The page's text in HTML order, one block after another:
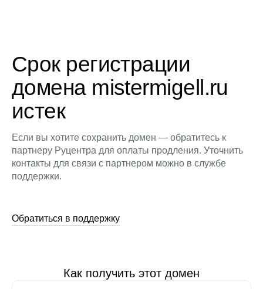
Срок регистрации
домена mistermigell.ru
истек
Если вы хотите сохранить домен — обратитесь к
партнеру Руцентра для оплаты продления. Уточнить
контакты для связи с партнером можно в службе
поддержки.
Обратиться в поддержку
Как получить этот домен